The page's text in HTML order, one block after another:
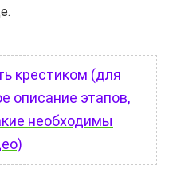
крестиком (для
описание этапов,
необходимы